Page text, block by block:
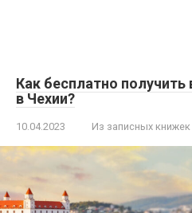
Как бесплатно
в Чехии?
10.04.2023 Из записных книжек